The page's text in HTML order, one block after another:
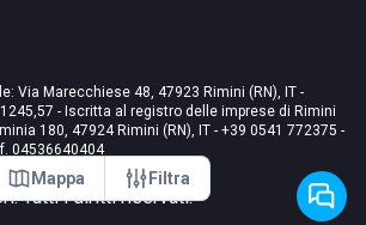
Mappa Filtra
Via Marecchiese 48, 47923 Rimini (RN), IT -
- Iscritta al registro delle imprese di Rimini
180, 47924 Rimini (RN), IT - +39 0541 772375 -
04536640404
Tutti i diritti riservati.